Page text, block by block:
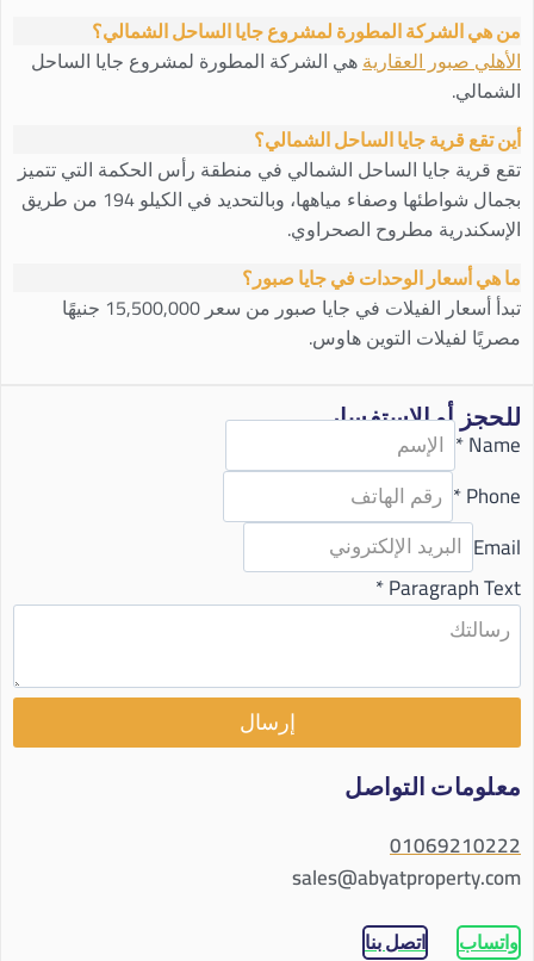
من هي الشركة المطورة لمشروع جايا الساحل الشمالي؟
الأهلي صبور العقاريةهي الشركة المطورة لمشروع جايا الساحل
الشمالي.
أين تقع قرية جايا الساحل الشمالي؟
تقع قرية جايا الساحل الشمالي في منطقة رأس الحكمة التي تتميز
بجمال شواطئها وصفاء مياهها، وبالتحديد في الكيلو 194 من طريق
الإسكندرية مطروح الصحراوي.
ما هي أسعار الوحدات في جايا صبور؟
تبدأ أسعار الفيلات في جايا صبور من سعر 15,500,000 جنيهًا
مصريًا لفيلات التوين هاوس.
للحجز أو الاستفسار
Name
*
Phone
*
Email
Paragraph Text
*
إرسال
معلومات التواصل
01069210222
sales@abyatproperty.com
واتساب اتصل بنا